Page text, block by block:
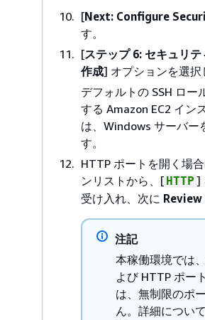
[Next: Configure
す。
[ステップ 6: セキュリ
作成] オプションを選択
デフォルトの SSH ロ
する Amazon EC2 イン
は、Windows サーバー
す。
HTTP ポートを開く場
ンリストから、[ HTTP ]
受け入れ、次に Review
注記
本稼働環境では、
よび HTTP ポー
は、無制限のポ
ん。詳細につい